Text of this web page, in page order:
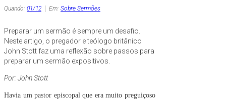
Quando: 01/12 Em: Sobre Sermões
Preparar um sermão é sempre um desafio.
Neste artigo, o pregador e teólogo britânico
John Stott faz uma reflexão sobre passos para
preparar um sermão expositivos.
Por: John Stott
Havia um pastor episcopal que era muito preguiçoso